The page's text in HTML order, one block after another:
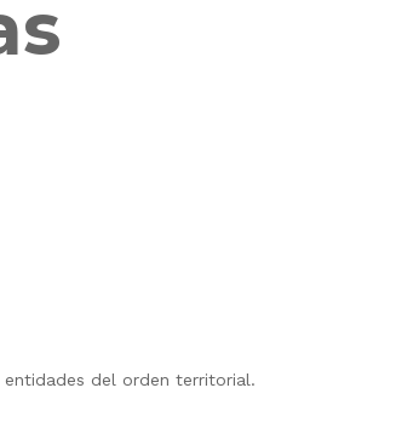
del orden territorial.